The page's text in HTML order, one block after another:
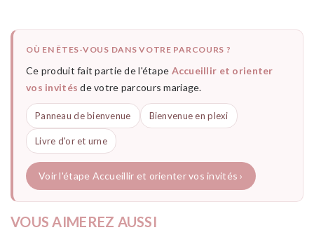
OÙ EN ÊTES-VOUS DANS VOTRE PARCOURS ?
Ce produit fait partie de l'étape Accueillir et orienter
vos invités de votre parcours mariage.
Panneau de bienvenue Bienvenue en plexi
Livre d'or et urne
Voir l'étape Accueillir et orienter vos invités ›
VOUS AIMEREZ AUSSI